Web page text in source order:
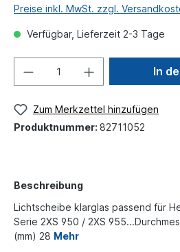
Preise inkl. MwSt. zzgl.
Verfügbar, Lieferzeit 2-3 Tage
In
Zum Merkzettel hinzufügen
Produktnummer: 82711052
Beschreibung
Lichtscheibe klarglas passend für
Serie 2XS 950 / 2XS
(mm) 28 Mehr